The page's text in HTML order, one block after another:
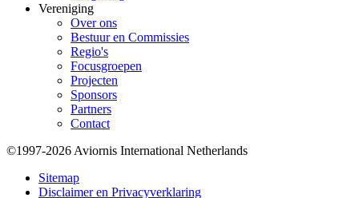
Vereniging
Over ons
Bestuur en Commissies
Regio's
Focusgroepen
Projecten
Sponsors
Partners
Contact
Bottom
©1997-2026 Aviornis International Netherlands
Sitemap
Disclaimer en Privacyverklaring